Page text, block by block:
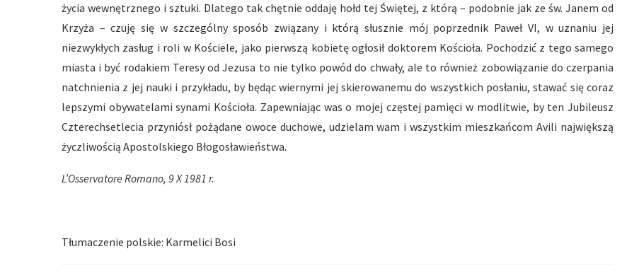
życia wewnętrznego i sztuki. Dlatego tak chętnie oddaję hołd tej Świętej, z którą – podobnie jak ze św. Janem od
Krzyża – czuję się w szczególny sposób związany i którą słusznie mój poprzednik Paweł VI, w uznaniu jej
niezwykłych zasług i roli w Kościele, jako pierwszą kobietę ogłosił doktorem Kościoła. Pochodzić z tego samego
miasta i być rodakiem Teresy od Jezusa to nie tylko powód do chwały, ale to również zobowiązanie do czerpania
natchnienia z jej nauki i przykładu, by będąc wiernymi jej skierowanemu do wszystkich posłaniu, stawać się coraz
lepszymi obywatelami synami Kościoła. Zapewniając was o mojej częstej pamięci w modlitwie, by ten Jubileusz
Czterechsetlecia przyniósł pożądane owoce duchowe, udzielam wam i wszystkim mieszkańcom Avili największą
życzliwością Apostolskiego Błogosławieństwa.
L’Osservatore Romano, 9 X 1981 r.
Tłumaczenie polskie: Karmelici Bosi